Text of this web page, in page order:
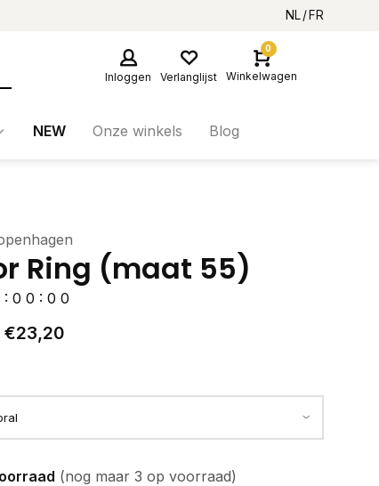
NL FR
Inloggen Verlanglijst
0
Winkelwagen
NEW Onze winkels Blog
Ring (maat 55)
: 0 0 : 0 0
€23,20
(nog maar 3 op voorraad)